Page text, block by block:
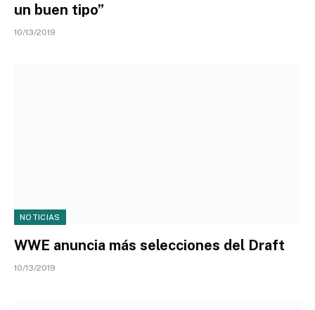
un buen tipo”
10/13/2019
NOTICIAS
WWE anuncia más selecciones del Draft
10/13/2019